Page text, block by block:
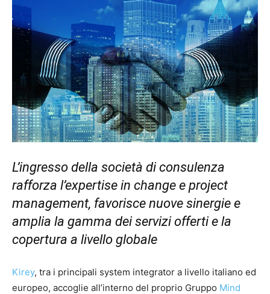
L’ingresso della società di consulenza
rafforza l’expertise in change e project
management, favorisce nuove sinergie e
amplia la gamma dei servizi offerti e la
copertura a livello globale
Kirey, tra i principali system integrator a livello italiano ed
europeo, accoglie all’interno del proprio Gruppo Mind